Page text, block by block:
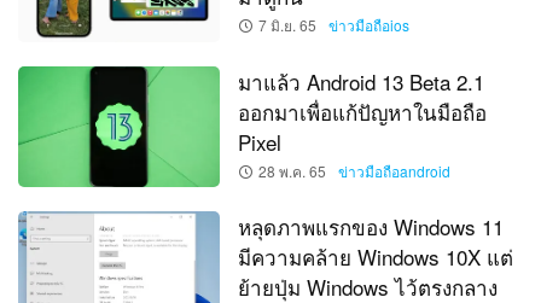
7 มิ.ย. 65 ข่าวมือถือios
มาแล้ว Android 13 Beta 2.1
ออกมาเพื่อแก้ปัญหาในมือถือ
Pixel
28 พ.ค. 65 ข่าวมือถือandroid
หลุดภาพแรกของ Windows 11
มีความคล้าย Windows 10X แต่
ย้ายปุ่ม Windows ไว้ตรงกลาง